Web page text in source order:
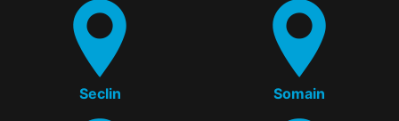
Seclin Somain